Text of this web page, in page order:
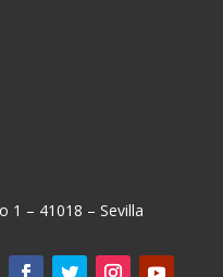
1 – 41018 – Sevilla